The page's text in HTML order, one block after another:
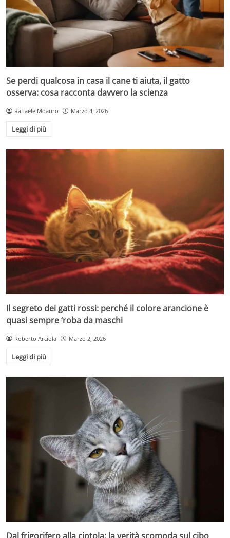
Se perdi qualcosa in casa il cane ti aiuta, il gatto
osserva: cosa racconta davvero la scienza
Raffaele Moauro Marzo 4, 2026
Leggi di più
Il segreto dei gatti rossi: perché il colore arancione è
quasi sempre ‘roba da maschi
Roberto Arciola Marzo 2, 2026
Leggi di più